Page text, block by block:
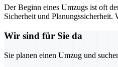
Der Beginn eines Umzugs ist oft
Sicherheit und
Wir sind für Sie da
Sie planen einen Umzug und